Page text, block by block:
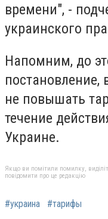
времени", -
украинского
Напомним, до
постановление,
не повышать
течение
Украине.
Якщо ви помітили помилку,
повідомити про це редакцію
#украина #тарифы